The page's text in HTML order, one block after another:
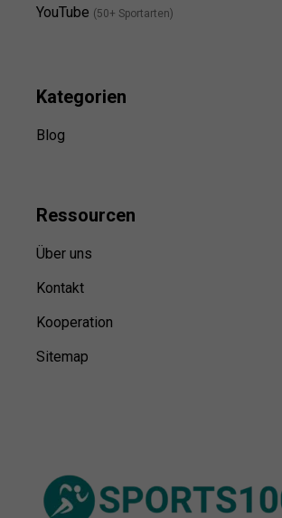
YouTube (50+ Sportarten)
Kategorien
Blog
Ressourcen
Über uns
Kontakt
Kooperation
Sitemap